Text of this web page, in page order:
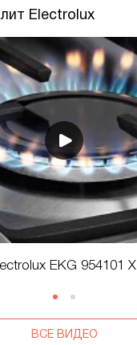
Electrolux
EKG 954101 X
ВСЕ ВИДЕО